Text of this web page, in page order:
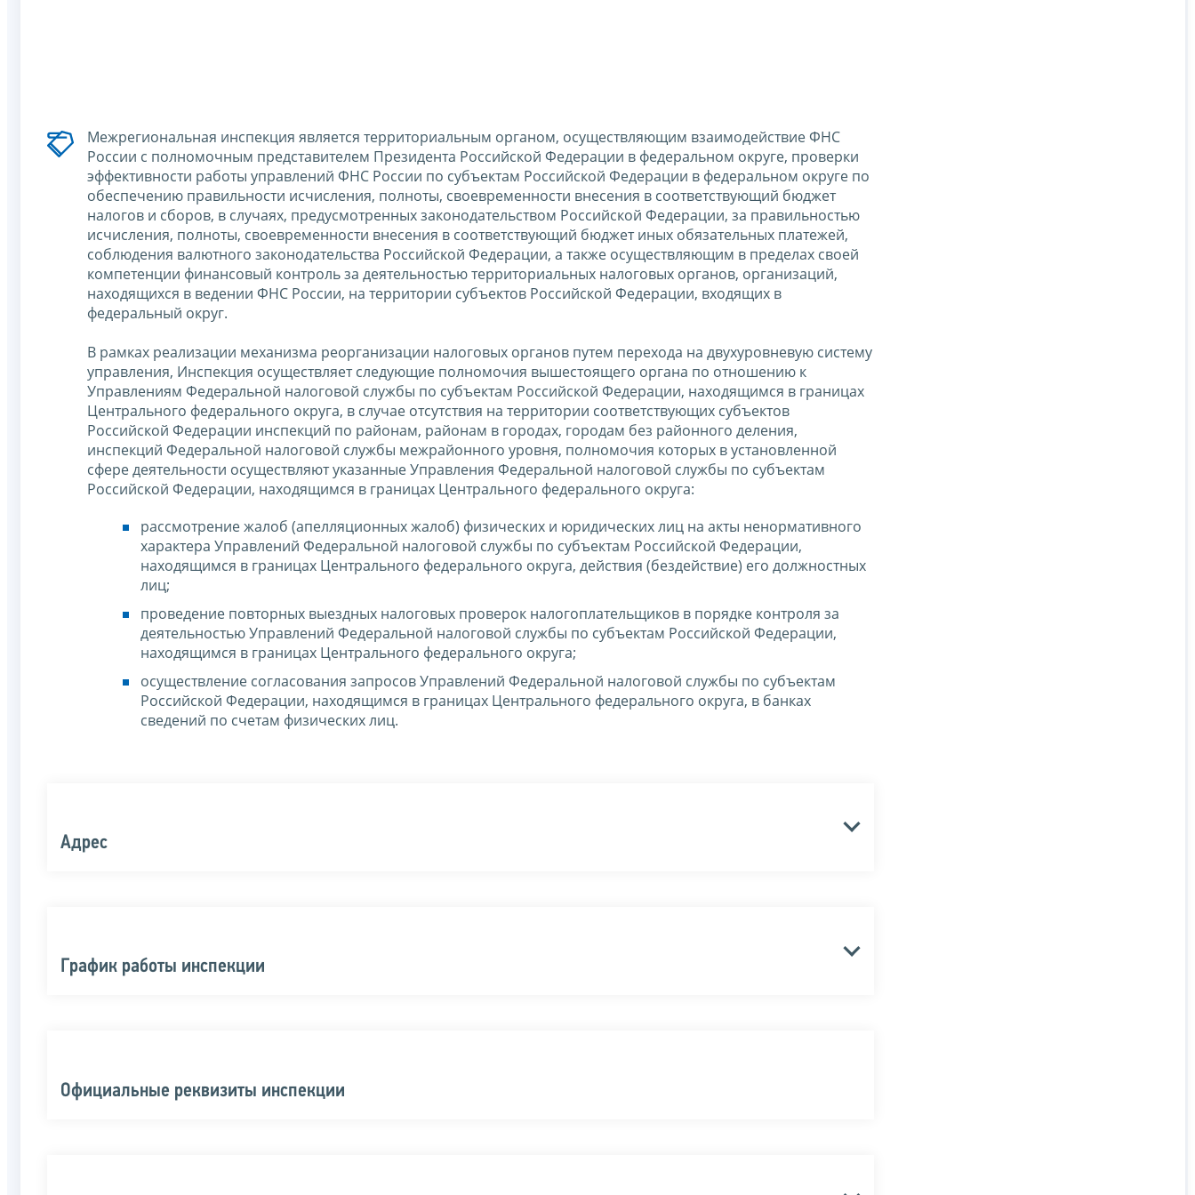
Межрегиональная инспекция является территориальным органом, осуществляющим взаимодействие ФНС
России с полномочным представителем Президента Российской Федерации в федеральном округе, проверки
эффективности работы управлений ФНС России по субъектам Российской Федерации в федеральном округе по
обеспечению правильности исчисления, полноты, своевременности внесения в соответствующий бюджет
налогов и сборов, в случаях, предусмотренных законодательством Российской Федерации, за правильностью
исчисления, полноты, своевременности внесения в соответствующий бюджет иных обязательных платежей,
соблюдения валютного законодательства Российской Федерации, а также осуществляющим в пределах своей
компетенции финансовый контроль за деятельностью территориальных налоговых органов, организаций,
находящихся в ведении ФНС России, на территории субъектов Российской Федерации, входящих в
федеральный округ.
В рамках реализации механизма реорганизации налоговых органов путем перехода на двухуровневую систему
управления, Инспекция осуществляет следующие полномочия вышестоящего органа по отношению к
Управлениям Федеральной налоговой службы по субъектам Российской Федерации, находящимся в границах
Центрального федерального округа, в случае отсутствия на территории соответствующих субъектов
Российской Федерации инспекций по районам, районам в городах, городам без районного деления,
инспекций Федеральной налоговой службы межрайонного уровня, полномочия которых в установленной
сфере деятельности осуществляют указанные Управления Федеральной налоговой службы по субъектам
Российской Федерации, находящимся в границах Центрального федерального округа:
рассмотрение жалоб (апелляционных жалоб) физических и юридических лиц на акты ненормативного
характера Управлений Федеральной налоговой службы по субъектам Российской Федерации,
находящимся в границах Центрального федерального округа, действия (бездействие) его должностных
лиц;
проведение повторных выездных налоговых проверок налогоплательщиков в порядке контроля за
деятельностью Управлений Федеральной налоговой службы по субъектам Российской Федерации,
находящимся в границах Центрального федерального округа;
осуществление согласования запросов Управлений Федеральной налоговой службы по субъектам
Российской Федерации, находящимся в границах Центрального федерального округа, в банках
сведений по счетам физических лиц.
Адрес
График работы инспекции
Официальные реквизиты инспекции